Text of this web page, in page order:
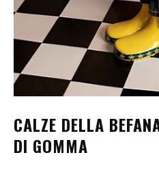
CALZE DELLA
DI GOMMA